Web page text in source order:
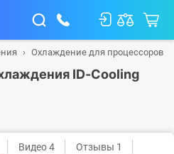
Охлаждение для процессоров
ID-Cooling
Видео 4 Отзывы 1